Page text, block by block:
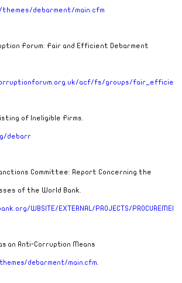
debarment/main.cfm
Forum: Fair and Efficient Debarment
acf/fs/groups/
of Ineligible Firms.
debarr
Committee: Report Concerning the
of the World Bank.
WBSITE/EXTERNAL/PROJECTS/
an Anti-Corruption Means
debarment/main.cfm